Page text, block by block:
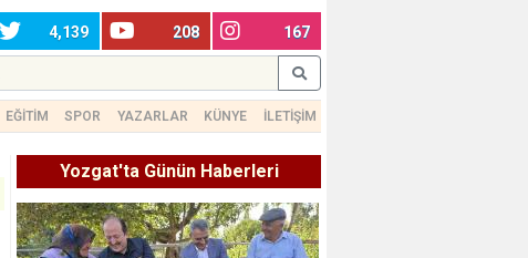
4,139 208 167
EĞİTİM SPOR YAZARLAR KÜNYE İLETİŞİM
Yozgat'ta Günün Haberleri